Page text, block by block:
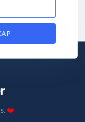
❤️